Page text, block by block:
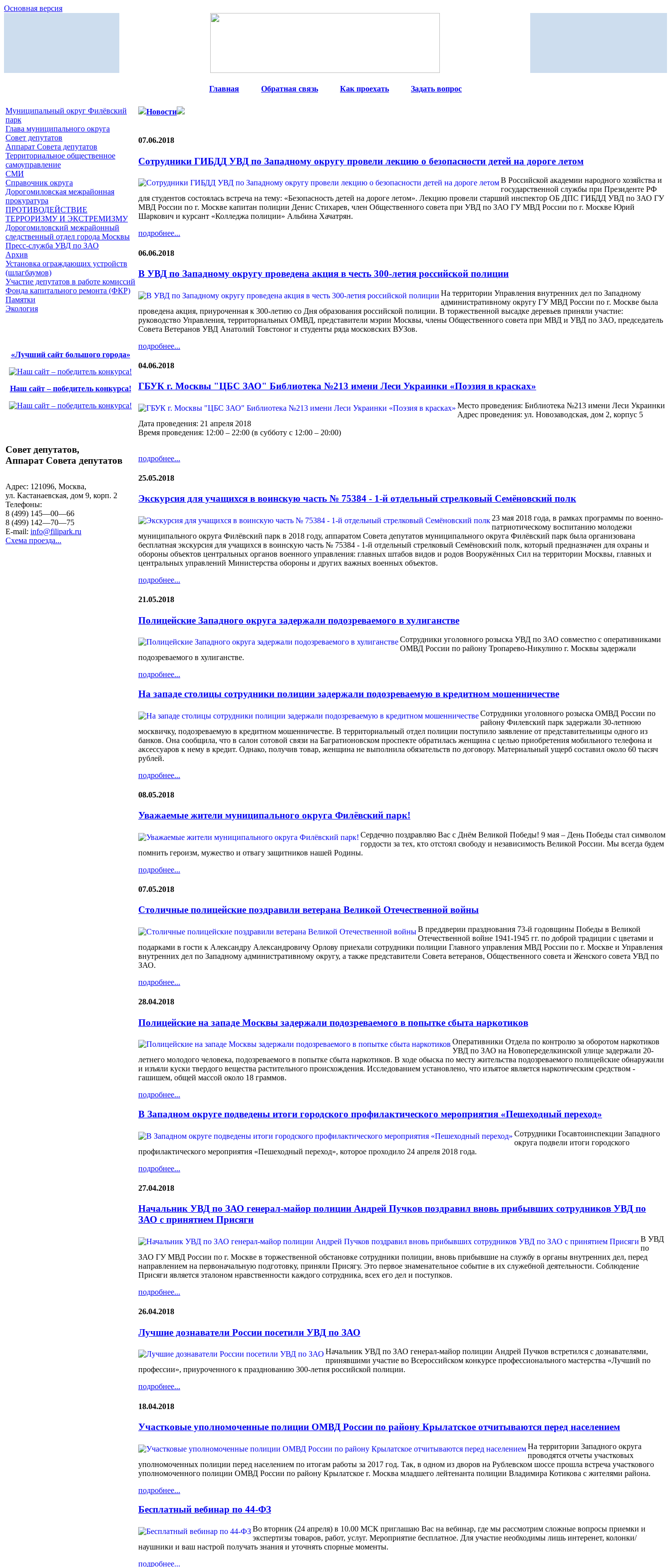
Основная версия
Главная Обратная связь Как проехать Задать вопрос
Муниципальный округ Филёвский
парк
Глава муниципального округа
Совет депутатов
Аппарат Совета депутатов
Территориальное общественное
самоуправление
СМИ
Справочник округа
Дорогомиловская межрайонная
прокуратура
ПРОТИВОДЕЙСТВИЕ
ТЕРРОРИЗМУ И ЭКСТРЕМИЗМУ
Дорогомиловский межрайонный
следственный отдел города Москвы
Пресс-служба УВД по ЗАО
Архив
Установка ограждающих устройств
(шлагбаумов)
Участие депутатов в работе комиссий
Фонда капитального ремонта (ФКР)
Памятки
Экология
«Лучший сайт большого города»
Наш сайт – победитель конкурса!
Совет депутатов,
Аппарат Совета депутатов
Адрес: 121096, Москва,
ул. Кастанаевская, дом 9, корп. 2
Телефоны:
8 (499) 145—00—66
8 (499) 142—70—75
E-mail: info@filipark.ru
Схема проезда...
Новости
07.06.2018
Сотрудники ГИБДД УВД по Западному округу провели лекцию о безопасности детей на дороге летом
В Российской академии народного хозяйства и
государственной службы при Президенте РФ
для студентов состоялась встреча на тему: «Безопасность детей на дороге летом». Лекцию провели старший инспектор ОБ ДПС ГИБДД УВД по ЗАО ГУ
МВД России по г. Москве капитан полиции Денис Стихарев, член Общественного совета при УВД по ЗАО ГУ МВД России по г. Москве Юрий
Шаркович и курсант «Колледжа полиции» Альбина Хачатрян.
подробнее...
06.06.2018
В УВД по Западному округу проведена акция в честь 300-летия российской полиции
На территории Управления внутренних дел по Западному
административному округу ГУ МВД России по г. Москве была
проведена акция, приуроченная к 300-летию со Дня образования российской полиции. В торжественной высадке деревьев приняли участие:
руководство Управления, территориальных ОМВД, представители мэрии Москвы, члены Общественного совета при МВД и УВД по ЗАО, председатель
Совета Ветеранов УВД Анатолий Товстоног и студенты ряда московских ВУЗов.
подробнее...
04.06.2018
ГБУК г. Москвы "ЦБС ЗАО" Библиотека №213 имени Леси Украинки «Поэзия в красках»
Место проведения: Библиотека №213 имени Леси Украинки
Адрес проведения: ул. Новозаводская, дом 2, корпус 5
Дата проведения: 21 апреля 2018
Время проведения: 12:00 – 22:00 (в субботу с 12:00 – 20:00)
подробнее...
25.05.2018
Экскурсия для учащихся в воинскую часть № 75384 - 1-й отдельный стрелковый Семёновский полк
23 мая 2018 года, в рамках программы по военно-
патриотическому воспитанию молодежи
муниципального округа Филёвский парк в 2018 году, аппаратом Совета депутатов муниципального округа Филёвский парк была организована
бесплатная экскурсия для учащихся в воинскую часть № 75384 - 1-й отдельный стрелковый Семёновский полк, который предназначен для охраны и
обороны объектов центральных органов военного управления: главных штабов видов и родов Вооружённых Сил на территории Москвы, главных и
центральных управлений Министерства обороны и других важных военных объектов.
подробнее...
21.05.2018
Полицейские Западного округа задержали подозреваемого в хулиганстве
Сотрудники уголовного розыска УВД по ЗАО совместно с оперативниками
ОМВД России по району Тропарево-Никулино г. Москвы задержали
подозреваемого в хулиганстве.
подробнее...
На западе столицы сотрудники полиции задержали подозреваемую в кредитном мошенничестве
Сотрудники уголовного розыска ОМВД России по
району Филевский парк задержали 30-летнюю
москвичку, подозреваемую в кредитном мошенничестве. В территориальный отдел полиции поступило заявление от представительницы одного из
банков. Она сообщила, что в салон сотовой связи на Багратионовском проспекте обратилась женщина с целью приобретения мобильного телефона и
аксессуаров к нему в кредит. Однако, получив товар, женщина не выполнила обязательств по договору. Материальный ущерб составил около 60 тысяч
рублей.
подробнее...
08.05.2018
Уважаемые жители муниципального округа Филёвский парк!
Сердечно поздравляю Вас с Днём Великой Победы! 9 мая – День Победы стал символом
гордости за тех, кто отстоял свободу и независимость Великой России. Мы всегда будем
помнить героизм, мужество и отвагу защитников нашей Родины.
подробнее...
07.05.2018
Столичные полицейские поздравили ветерана Великой Отечественной войны
В преддверии празднования 73-й годовщины Победы в Великой
Отечественной войне 1941-1945 гг. по доброй традиции с цветами и
подарками в гости к Александру Александровичу Орлову приехали сотрудники полиции Главного управления МВД России по г. Москве и Управления
внутренних дел по Западному административному округу, а также представители Совета ветеранов, Общественного совета и Женского совета УВД по
ЗАО.
подробнее...
28.04.2018
Полицейские на западе Москвы задержали подозреваемого в попытке сбыта наркотиков
Оперативники Отдела по контролю за оборотом наркотиков
УВД по ЗАО на Новопеределкинской улице задержали 20-
летнего молодого человека, подозреваемого в попытке сбыта наркотиков. В ходе обыска по месту жительства подозреваемого полицейские обнаружили
и изъяли куски твердого вещества растительного происхождения. Исследованием установлено, что изъятое является наркотическим средством -
гашишем, общей массой около 18 граммов.
подробнее...
В Западном округе подведены итоги городского профилактического мероприятия «Пешеходный переход»
Сотрудники Госавтоинспекции Западного
округа подвели итоги городского
профилактического мероприятия «Пешеходный переход», которое проходило 24 апреля 2018 года.
подробнее...
27.04.2018
Начальник УВД по ЗАО генерал-майор полиции Андрей Пучков поздравил вновь прибывших сотрудников УВД по
ЗАО с принятием Присяги
В УВД
по
ЗАО ГУ МВД России по г. Москве в торжественной обстановке сотрудники полиции, вновь прибывшие на службу в органы внутренних дел, перед
направлением на первоначальную подготовку, приняли Присягу. Это первое знаменательное событие в их служебной деятельности. Соблюдение
Присяги является эталоном нравственности каждого сотрудника, всех его дел и поступков.
подробнее...
26.04.2018
Лучшие дознаватели России посетили УВД по ЗАО
Начальник УВД по ЗАО генерал-майор полиции Андрей Пучков встретился с дознавателями,
принявшими участие во Всероссийском конкурсе профессионального мастерства «Лучший по
профессии», приуроченного к празднованию 300-летия российской полиции.
подробнее...
18.04.2018
Участковые уполномоченные полиции ОМВД России по району Крылатское отчитываются перед населением
На территории Западного округа
проводятся отчеты участковых
уполномоченных полиции перед населением по итогам работы за 2017 год. Так, в одном из дворов на Рублевском шоссе прошла встреча участкового
уполномоченного полиции ОМВД России по району Крылатское г. Москва младшего лейтенанта полиции Владимира Котикова с жителями района.
подробнее...
Бесплатный вебинар по 44-ФЗ
Во вторник (24 апреля) в 10.00 МСК приглашаю Вас на вебинар, где мы рассмотрим сложные вопросы приемки и
экспертизы товаров, работ, услуг. Мероприятие бесплатное. Для участие необходимы лишь интеренет, колонки/
наушники и ваш настрой получать знания и уточнять спорные моменты.
подробнее...